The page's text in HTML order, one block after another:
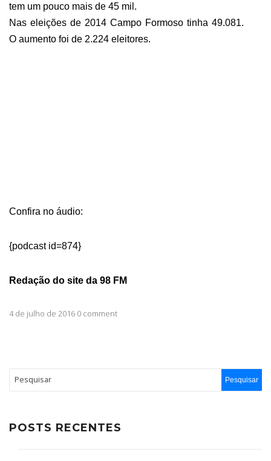
tem um pouco mais de 45 mil.
Nas eleições de 2014 Campo Formoso tinha 49.081.
O aumento foi de 2.224 eleitores.
Confira no áudio:
{podcast id=874}
Redação do site da 98 FM
4 de julho de 2016 0 comment
POSTS RECENTES